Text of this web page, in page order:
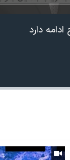
دارد